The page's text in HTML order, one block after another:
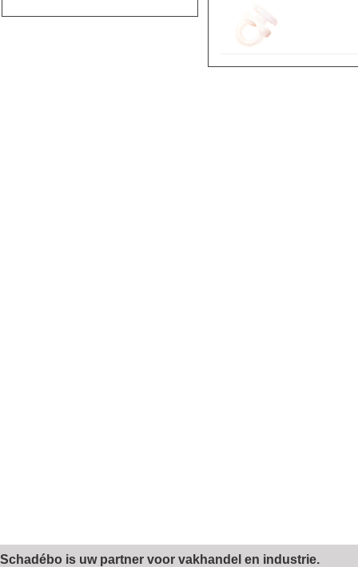
Schadébo is uw partner voor vakhandel en industrie.